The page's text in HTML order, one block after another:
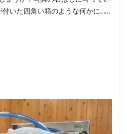
付いた四角い箱のような何かに……